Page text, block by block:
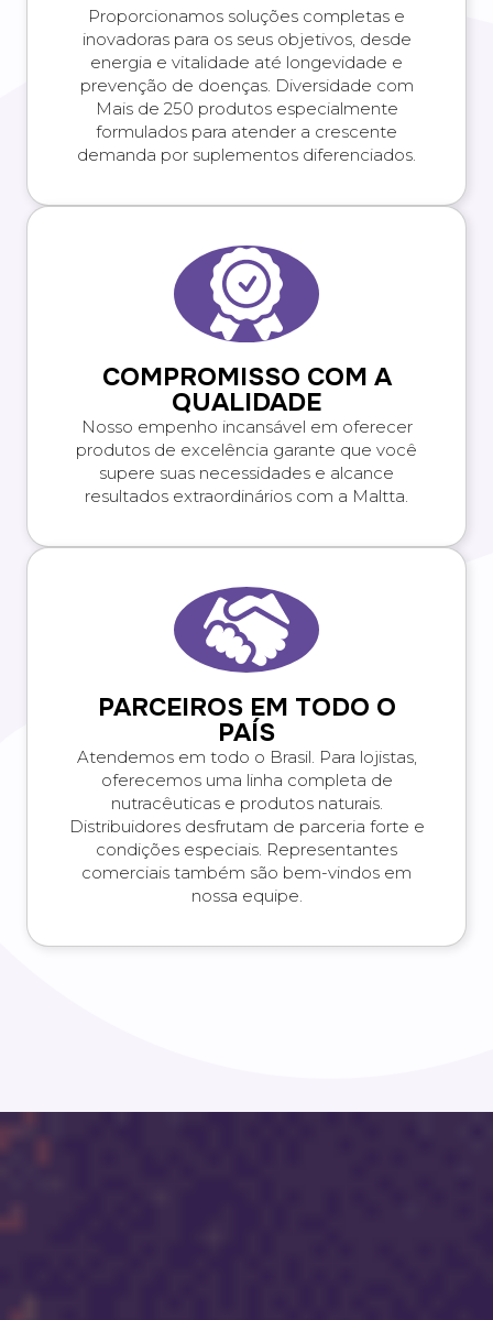
Proporcionamos soluções completas e
inovadoras para os seus objetivos, desde
energia e vitalidade até longevidade e
prevenção de doenças. Diversidade com
Mais de 250 produtos especialmente
formulados para atender a crescente
demanda por suplementos diferenciados.
COMPROMISSO COM A
QUALIDADE
Nosso empenho incansável em oferecer
produtos de excelência garante que você
supere suas necessidades e alcance
resultados extraordinários com a Maltta.
PARCEIROS EM TODO O
PAÍS
Atendemos em todo o Brasil. Para lojistas,
oferecemos uma linha completa de
nutracêuticas e produtos naturais.
Distribuidores desfrutam de parceria forte e
condições especiais. Representantes
comerciais também são bem-vindos em
nossa equipe.